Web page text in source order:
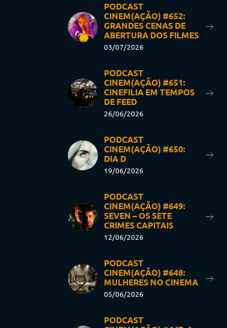
PODCAST
CINEM(AÇÃO) #652:
GRANDES CENAS DE
ABERTURA DOS FILMES
03/07/2026
PODCAST
CINEM(AÇÃO) #651:
CINEFILIA EM TEMPOS
DE FEED
26/06/2026
PODCAST
CINEM(AÇÃO) #650:
DIA D
19/06/2026
PODCAST
CINEM(AÇÃO) #649:
SEVEN – OS SETE
CRIMES CAPITAIS
12/06/2026
PODCAST
CINEM(AÇÃO) #648:
MULHERES NO CINEMA
05/06/2026
PODCAST